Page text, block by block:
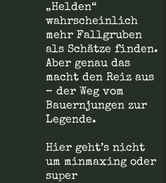
„Helden“
wahrscheinlich
mehr Fallgruben
als Schätze finden.
Aber genau das
macht den Reiz aus
– der Weg vom
Bauernjungen zur
Legende.
Hier geht’s nicht
um minmaxing oder
super